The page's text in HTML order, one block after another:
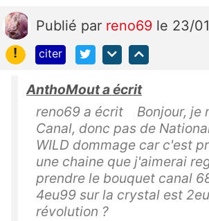
Publié par reno69 le 23/
!
citer
AnthoMout a écrit
reno69 a écrit Bonjour, je
Canal, donc pas de
WILD dommage car c'est
une chaine que j'aimerai
prendre le bouquet canal
4eu99 sur la crystal est
révolution ?